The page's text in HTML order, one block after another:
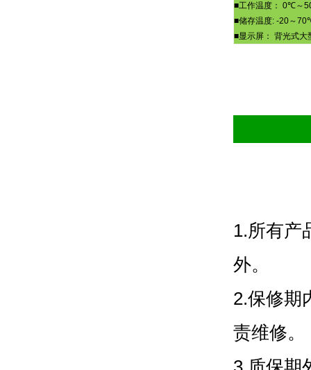
■工作温度： 0℃～
■储存温度: -20～70
■显示屏： 背光式大
1.所有产
外。
2.保修期
责维修。